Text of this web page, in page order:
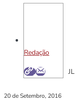
Redação
JL
20 de Setembro, 2016